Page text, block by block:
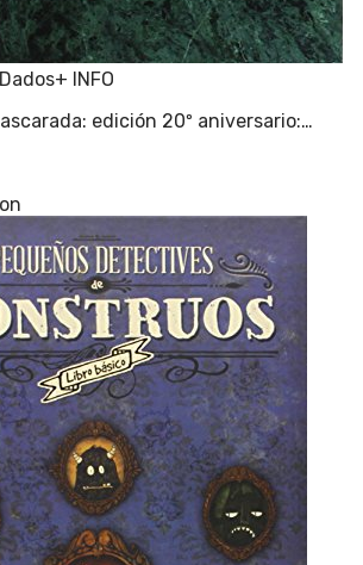
+ INFO
edición 20º aniversario:…